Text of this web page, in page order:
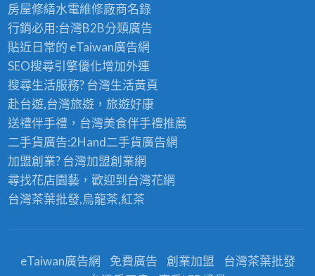
房屋修繕水電維修廠商名錄
行銷必用:台灣B2B分類廣告
貼近日常的 eTaiwan廣告網
SEO搜尋引擎優化增加外連
搜尋生活服務? 台灣生活黃頁
赴台遊,台灣旅遊，旅遊好康
送禮伴手禮，台灣美食伴手禮推薦
二手貨廣告:2Hand二手貨廣告網
加盟創業? 台灣加盟創業網
尋找花店園藝，歡迎到 台灣花網
台灣茶葉批發,烏龍茶,紅茶
eTaiwan廣告網 免費廣告 創業加盟
台灣茶葉批發